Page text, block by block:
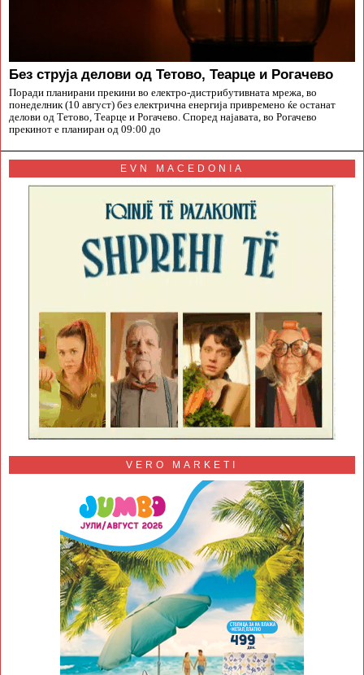
Без струја делови од Тетово, Теарце и Рогачево
Поради планирани прекини во електро-дистрибутивната мрежа, во
понеделник (10 август) без електрична енергија привремено ќе останат
делови од Тетово, Теарце и Рогачево. Според најавата, во Рогачево
прекинот е планиран од 09:00 до
EVN MACEDONIA
VERO MARKETI